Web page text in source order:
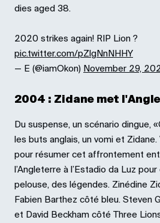
dies aged 38.
2020 strikes again! RIP Lion ?
pic.twitter.com/pZlgNnNHHY
— E (@iamOkon) November 29,
2004 : Zidane met
Du suspense, un scénario dingue,
les buts anglais, un vomi et
pour résumer cet affrontement
l’Angleterre à l’Estadio da Luz
pelouse, des légendes. Zinédine
Fabien Barthez côté bleu. Steven
et David Beckham côté Three